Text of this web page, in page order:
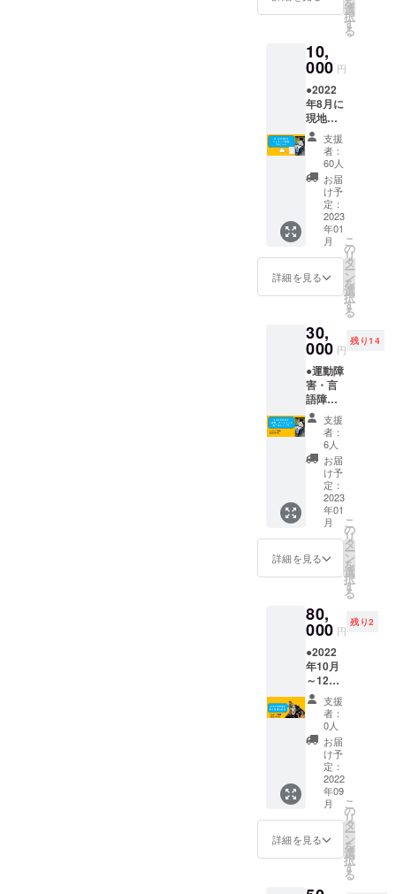
で共有
します
可能期
間：
2023年
1月～3
月）。
どんな
方にも
分かり
やすい
動画に
なるよ
う努め
ます。
選
択
す
る
10,
000 円
●2022
年8月に
現地速
報メー
ルを配
信。
●2023
年1月に
報告レ
ポート
（A4用
紙5枚程
度、写
真含
む）を
郵送。●
画（長
さは30
分程
度）を
ネット
上で限
定公開
し、
URLを
メール
で共有
（視聴
可能期
間：
2023年
1月～3
月）。※
やすい
レポー
ト・動
画にな
るよう
努めま
す。
支援
者：
60人
お届
け予
定：
2023
年01
月
詳細を見る
こ
の
リ
タ
ー
ン
を
選
択
す
る
30,
000 円
残り14
●運動障
害・言
語障害
のある
川端舞
と最大1
時間、
ビデオ
通話で
おしゃ
べりす
る権
利。介
助者の
通訳付
きなの
人の言
葉が聞
き取れ
なくて
も大丈
夫。
2023年
1月から
12月の
間に1回
のみ可
能。
「Googl
Meet」
または
「Face
Messen
支援
者：
6人
お届
け予
定：
2023
年01
月
詳細を見る
こ
の
リ
タ
ー
ン
を
選
択
す
る
80,
000 円
残り2
●2022
年10月
～12月
の間の
平日1
日、川
端と一
緒に筑
波山散
策がで
きる権
利。つ
くば駅
集合・
解散。
川端の
支援
者：
0人
お届
け予
定：
2022
年09
月
詳細を見る
こ
の
リ
タ
ー
ン
を
選
択
す
る